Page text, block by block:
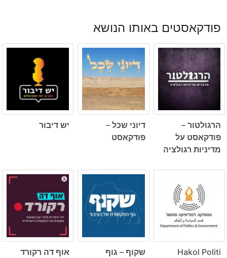
פודקאסטים באותו הנושא
הרגולטור –
פודקאסט על
מדיניות רגולציה
דיוני שכל –
פודקאסט
יש דיבור
Hakol Politi
שקוף – גוף
אוף דה רקורד